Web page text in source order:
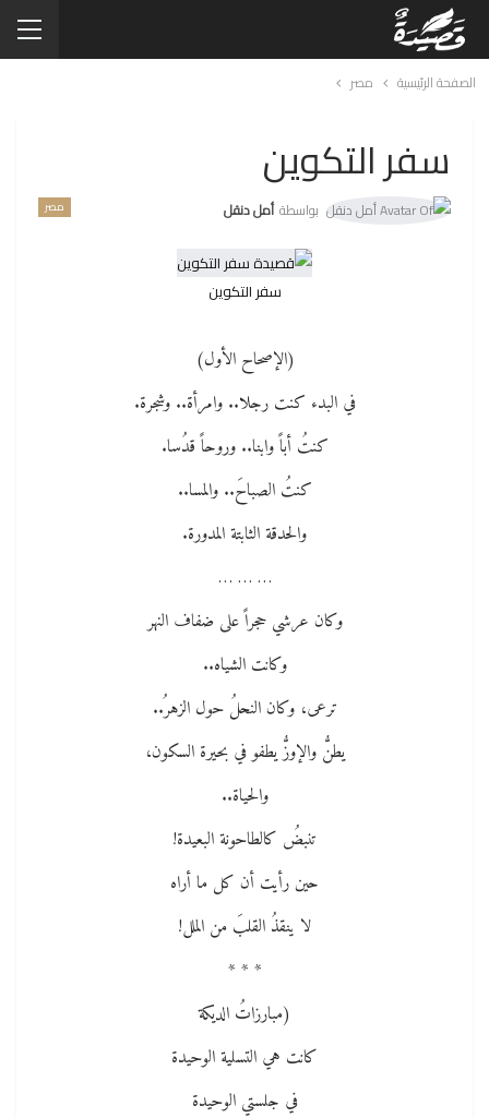
الصفحة الرئيسية مصر
سفر التكوين
مصر بواسطة أمل دنقل
سفر التكوين
(الإصحاح الأول)
في البدء كنت رجلا.. وامرأة.. وشجرة.
كنتُ أباً وابنا.. وروحاً قدُسا.
كنتُ الصباحَ.. والمسا..
والحدقة الثابتة المدورة.
… … …
وكان عرشي حجراً على ضفاف النهر
وكانت الشياه..
ترعى، وكان النحلُ حول الزهرُ..
يطنُّ والإوزُّ يطفو في بحيرة السكون،
والحياة..
تنبضُ كالطاحونة البعيدة!
حين رأيت أن كل ما أراه
لا ينقذُ القلبَ من الملل!
* * *
(مبارزاتُ الديكة
كانت هي التسلية الوحيدة
في جلستي الوحيدة